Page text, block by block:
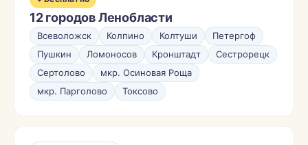
12 городов Ленобласти
Всеволожск Колпино Колтуши
Петергоф
Пушкин
Ломоносов Кронштадт
Сестрорецк
Сертолово
мкр. Осиновая Роща
мкр. Парголово
Токсово